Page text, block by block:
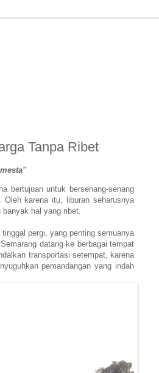
Tanpa Ribet
bertujuan untuk bersenang-senang
karena itu, liburan seharusnya
hal yang ribet.
pergi, yang penting semuanya
datang ke berbagai tempat
transportasi setempat, karena
pemandangan yang indah